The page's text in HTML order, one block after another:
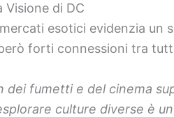
Visione di DC
esotici evidenzia un
forti connessioni tra
dei fumetti e del cinema
culture diverse è